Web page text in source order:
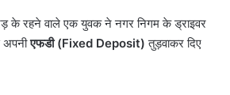
के रहने वाले एक युवक ने नगर निगम के ड्राइवर
अपनीएफडी (Fixed Deposit) तुड़वाकर दिए